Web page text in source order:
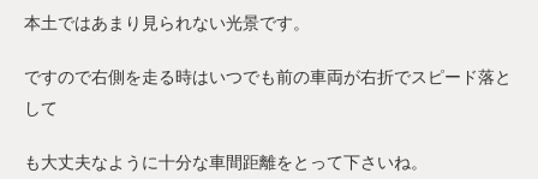
本土ではあまり見られない光景です。
ですので右側を走る時はいつでも前の車両が右折でスピード落と
して
も大丈夫なように十分な車間距離をとって下さいね。